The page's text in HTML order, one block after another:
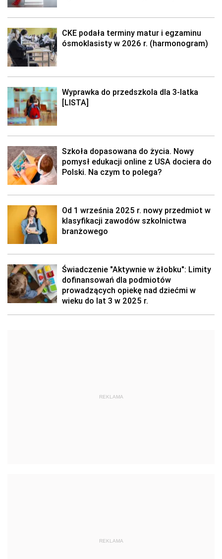
CKE podała terminy matur i egzaminu
ósmoklasisty w 2026 r. (harmonogram)
Wyprawka do przedszkola dla 3-latka
[LISTA]
Szkoła dopasowana do życia. Nowy
pomysł edukacji online z USA dociera do
Polski. Na czym to polega?
Od 1 września 2025 r. nowy przedmiot w
klasyfikacji zawodów szkolnictwa
branżowego
Świadczenie "Aktywnie w żłobku": Limity
dofinansowań dla podmiotów
prowadzących opiekę nad dziećmi w
wieku do lat 3 w 2025 r.
REKLAMA
REKLAMA